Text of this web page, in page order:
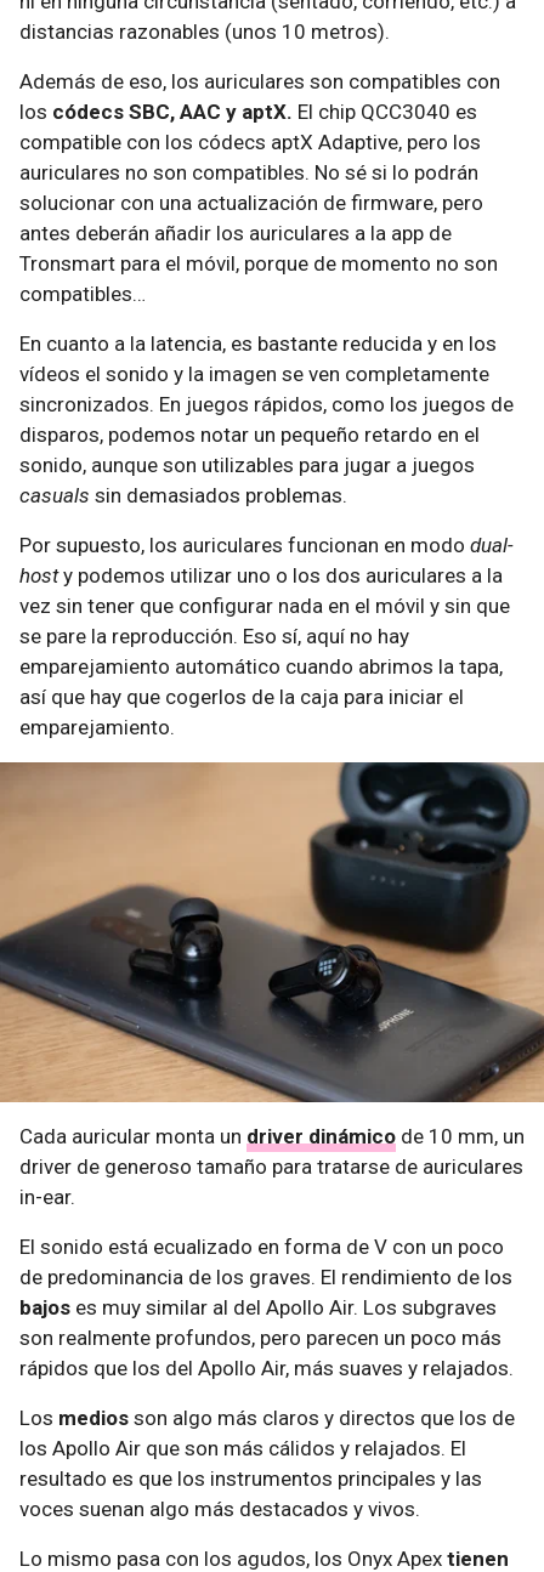
distancias razonables (unos 10 metros).
Además de eso, los auriculares son compatibles con
los códecs SBC, AAC y aptX. El chip QCC3040 es
compatible con los códecs aptX Adaptive, pero los
auriculares no son compatibles. No sé si lo podrán
solucionar con una actualización de firmware, pero
antes deberán añadir los auriculares a la app de
Tronsmart para el móvil, porque de momento no son
compatibles…
En cuanto a la latencia, es bastante reducida y en los
vídeos el sonido y la imagen se ven completamente
sincronizados. En juegos rápidos, como los juegos de
disparos, podemos notar un pequeño retardo en el
sonido, aunque son utilizables para jugar a juegos
casuals sin demasiados problemas.
Por supuesto, los auriculares funcionan en modo dual-
hosty podemos utilizar uno o los dos auriculares a la
vez sin tener que configurar nada en el móvil y sin que
se pare la reproducción. Eso sí, aquí no hay
emparejamiento automático cuando abrimos la tapa,
así que hay que cogerlos de la caja para iniciar el
emparejamiento.
Cada auricular monta un driver dinámico de 10 mm, un
driver de generoso tamaño para tratarse de auriculares
in-ear.
El sonido está ecualizado en forma de V con un poco
de predominancia de los graves. El rendimiento de los
bajos es muy similar al del Apollo Air. Los subgraves
son realmente profundos, pero parecen un poco más
rápidos que los del Apollo Air, más suaves y relajados.
Los medios son algo más claros y directos que los de
los Apollo Air que son más cálidos y relajados. El
resultado es que los instrumentos principales y las
voces suenan algo más destacados y vivos.
Lo mismo pasa con los agudos, los Onyx Apex tienen